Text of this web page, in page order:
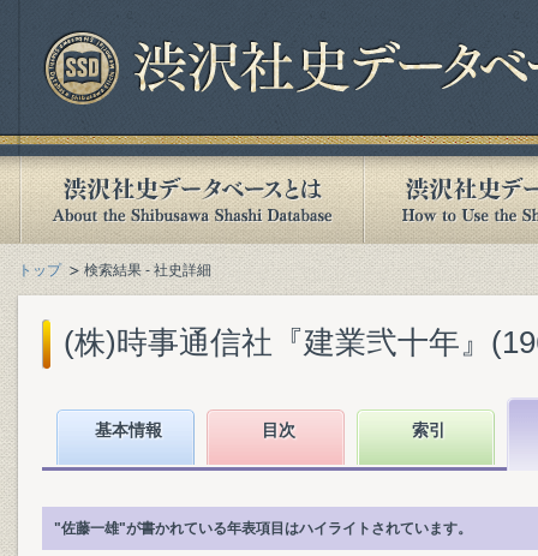
トップ 検索結果 - 社史詳細
(株)時事通信社『建業弐十年』
基本情報 目次 索引
"佐藤一雄"が書かれている年表項目はハイライトされています。